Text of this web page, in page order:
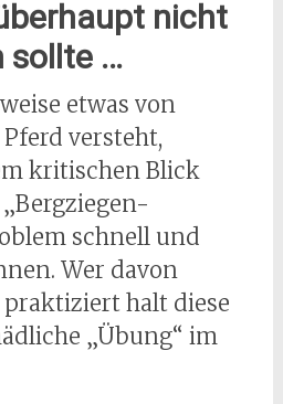
nicht
sollte …
etwas von
versteht,
kritischen Blick
schnell und
Wer davon
halt diese
„Übung“ im